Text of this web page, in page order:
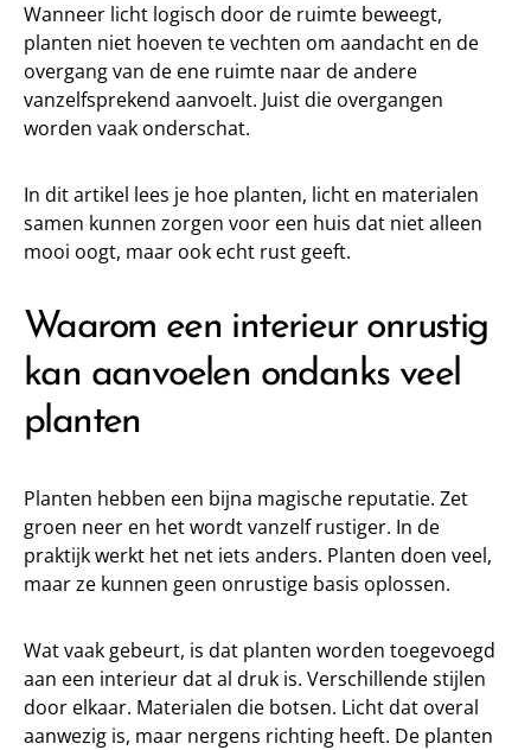
Wanneer licht logisch door de ruimte beweegt,
planten niet hoeven te vechten om aandacht en de
overgang van de ene ruimte naar de andere
vanzelfsprekend aanvoelt. Juist die overgangen
worden vaak onderschat.
In dit artikel lees je hoe planten, licht en materialen
samen kunnen zorgen voor een huis dat niet alleen
mooi oogt, maar ook echt rust geeft.
Waarom een interieur onrustig
kan aanvoelen ondanks veel
planten
Planten hebben een bijna magische reputatie. Zet
groen neer en het wordt vanzelf rustiger. In de
praktijk werkt het net iets anders. Planten doen veel,
maar ze kunnen geen onrustige basis oplossen.
Wat vaak gebeurt, is dat planten worden toegevoegd
aan een interieur dat al druk is. Verschillende stijlen
door elkaar. Materialen die botsen. Licht dat overal
aanwezig is, maar nergens richting heeft. De planten